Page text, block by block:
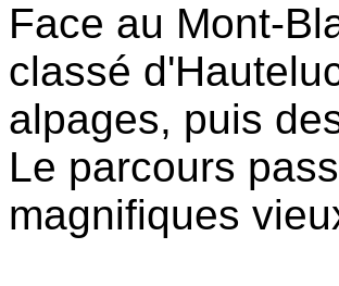
Face au Mont-
classé
alpages, puis
Le parcours
magnifiques